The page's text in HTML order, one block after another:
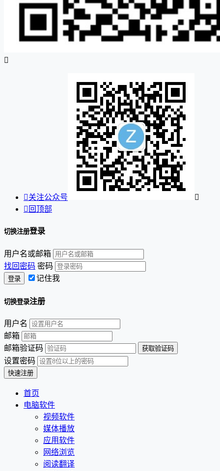

关注公众号

 回顶部
切换注册登录
用户名或邮箱
找回密码 密码
记住我
切换登录注册
用户名
邮箱
邮箱验证码
设置密码
首页
电脑软件
视频软件
媒体播放
应用软件
网络浏览
阅读翻译